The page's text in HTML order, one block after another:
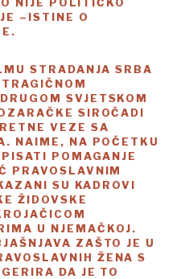
–ISTINE O
STRADANJA SRBA
SVJETSKOM
SIROČADI
VEZE SA
NAIME, NA POČETKU
POMAGANJE
PRAVOSLAVNIM
SU KADROVI
ŽIDOVSKE
U NJEMAČKOJ.
ZAŠTO JE U
ŽENA S
DA JE TO